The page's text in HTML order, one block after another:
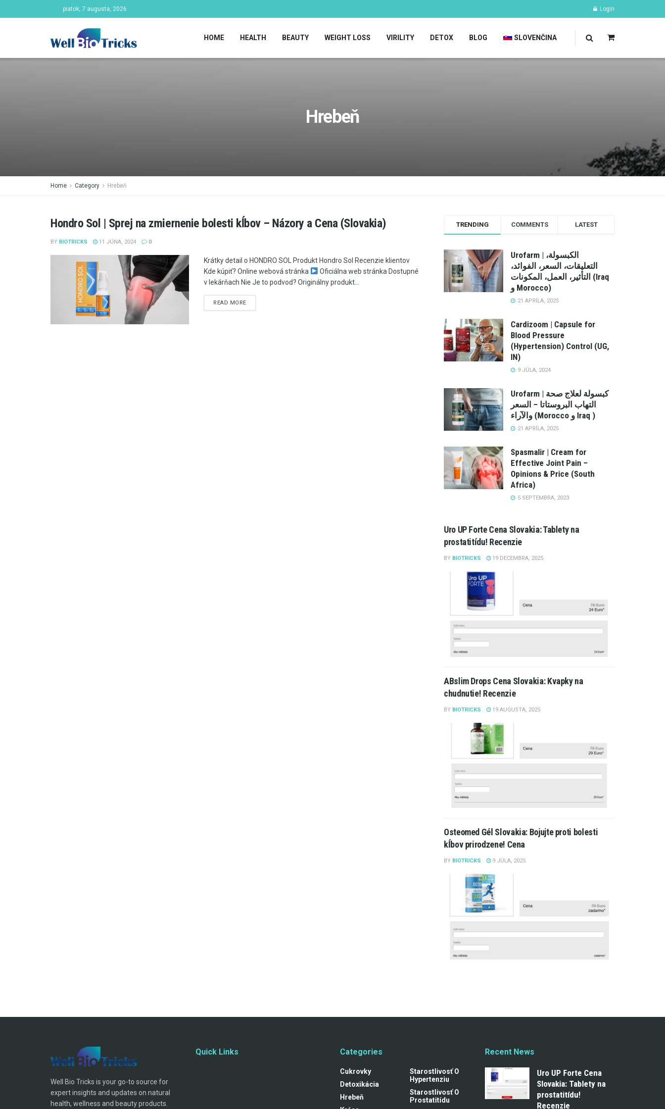
piatok, 7 augusta, 2026 Login
HOME HEALTH BEAUTY WEIGHT LOSS VIRILITY DETOX BLOG SLOVENČINA
Hrebeň
Home Category Hrebeň
Hondro Sol | Sprej na zmiernenie bolesti kĺbov – Názory a Cena (Slovakia)
BY BIOTRICKS 11 JÚNA, 2024 0
Krátky detail o HONDRO SOL Produkt Hondro Sol Recenzie klientov
Kde kúpiť? Online webová stránka
Oficiálna web stránka Dostupné
v lekárňach Nie Je to podvod? Originálny produkt...
READ MORE
TRENDING COMMENTS LATEST
Urofarm | الكبسولة،
التعليقات، السعر، الفوائد،
التأثير، العمل، المكونات (Iraq
و Morocco)
21 APRÍLA, 2025
Cardizoom | Capsule for
Blood Pressure
(Hypertension) Control (UG,
IN)
9 JÚLA, 2024
Urofarm | كبسولة لعلاج صحة
التهاب البروستاتا – السعر
والآراء (Morocco و Iraq )
21 APRÍLA, 2025
Spasmalir | Cream for
Effective Joint Pain –
Opinions & Price (South
Africa)
5 SEPTEMBRA, 2023
Uro UP Forte Cena Slovakia: Tablety na
prostatitídu! Recenzie
BY BIOTRICKS 19 DECEMBRA, 2025
ABslim Drops Cena Slovakia: Kvapky na
chudnutie! Recenzie
BY BIOTRICKS 19 AUGUSTA, 2025
Osteomed Gél Slovakia: Bojujte proti bolesti
kĺbov prirodzene! Cena
BY BIOTRICKS 9 JÚLA, 2025
Well Bio Tricks is your go-to source for
expert insights and updates on natural
health, wellness and beauty products.
Quick Links Categories
Cukrovky
Detoxikácia
Hrebeň
Starostlivosť O
Hypertenziu
Starostlivosť O
Prostatitídu
Recent News
Uro UP Forte Cena
Slovakia: Tablety na
prostatitídu!
Recenzie